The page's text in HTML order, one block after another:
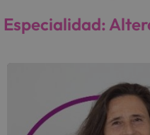
Especialidad: